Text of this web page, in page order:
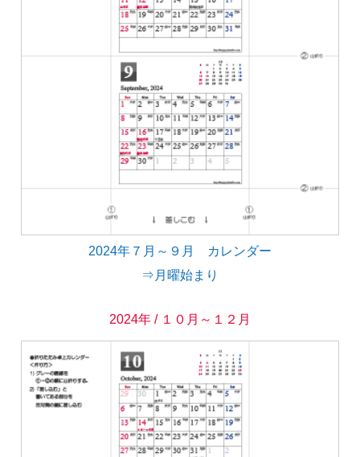
2024年７月～９月 カレンダー
⇒月曜始まり
2024年 / １０月～１２月